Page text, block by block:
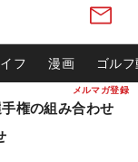
メルマガ登録
フ 漫画 ゴル
権の組み合わせ